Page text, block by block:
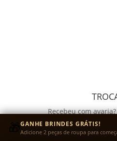
Recebeu com
Quer trocar o tamanho?
pagamos o
🎁GANHE BRINDES GRÁTIS!
Adicione 2 peças de roupa para